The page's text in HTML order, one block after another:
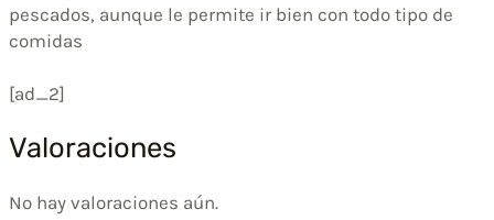
pescados, aunque le permite ir bien con todo tipo de
comidas
[ad_2]
Valoraciones
No hay valoraciones aún.